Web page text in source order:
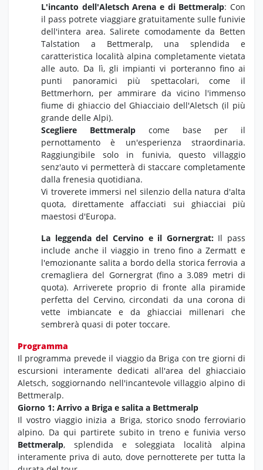
L'incanto dell'Aletsch Arena e di Bettmeralp: Con
il pass potrete viaggiare gratuitamente sulle funivie
dell'intera area. Salirete comodamente da Betten
Talstation a Bettmeralp, una splendida e
caratteristica località alpina completamente vietata
alle auto. Da lì, gli impianti vi porteranno fino ai
punti panoramici più spettacolari, come il
Bettmerhorn, per ammirare da vicino l'immenso
fiume di ghiaccio del Ghiacciaio dell'Aletsch (il più
grande delle Alpi).
Scegliere Bettmeralp come base per il
pernottamento è un'esperienza straordinaria.
Raggiungibile solo in funivia, questo villaggio
senz'auto vi permetterà di staccare completamente
dalla frenesia quotidiana.
Vi troverete immersi nel silenzio della natura d'alta
quota, direttamente affacciati sui ghiacciai più
maestosi d'Europa.
La leggenda del Cervino e il Gornergrat:Il pass
include anche il viaggio in treno fino a Zermatt e
l'emozionante salita a bordo della storica ferrovia a
cremagliera del Gornergrat (fino a 3.089 metri di
quota). Arriverete proprio di fronte alla piramide
perfetta del Cervino, circondati da una corona di
vette imbiancate e da ghiacciai millenari che
sembrerà quasi di poter toccare.
Programma
Il programma prevede il viaggio da Briga con tre giorni di
escursioni interamente dedicati all'area del ghiacciaio
Aletsch, soggiornando nell'incantevole villaggio alpino di
Bettmeralp.
Giorno 1: Arrivo a Briga e salita a Bettmeralp
Il vostro viaggio inizia a Briga, storico snodo ferroviario
alpino. Da qui partirete subito in treno e funivia verso
Bettmeralp, splendida e soleggiata località alpina
interamente priva di auto, dove pernotterete per tutta la